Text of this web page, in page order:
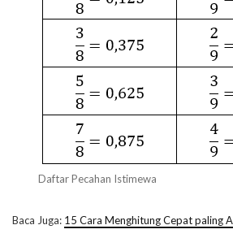
Daftar Pecahan Istimewa
Baca Juga: 15 Cara Menghitung Cepat paling